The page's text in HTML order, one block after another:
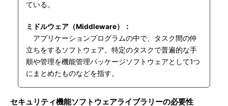
ている。
ミドルウェア（Middleware）：
アプリケーションプログラムの中で、タスク間の仲
立ちをするソフトウェア。特定のタスクで普遍的な手
順や管理を機能管理パッケージソフトウェアとして1つ
にまとめたものなどを指す。
セキュリティ機能ソフトウェアライブラリーの必要性